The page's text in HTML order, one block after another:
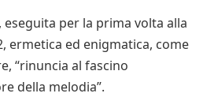
eseguita per la prima volta alla
ermetica ed enigmatica, come
“rinuncia al fascino
della melodia”.